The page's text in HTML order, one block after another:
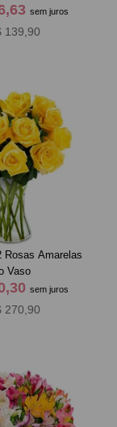
sem juros
139,90
Rosas Amarelas
Vaso
sem juros
270,90